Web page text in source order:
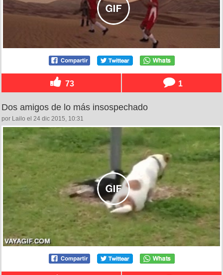
73 1
Dos amigos de lo más insospechado
por Lailo el 24 dic 2015, 10:31